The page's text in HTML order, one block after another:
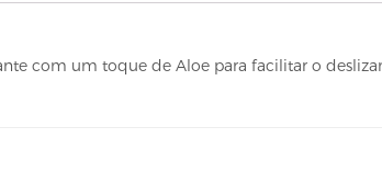
com um toque de Aloe para facilitar o